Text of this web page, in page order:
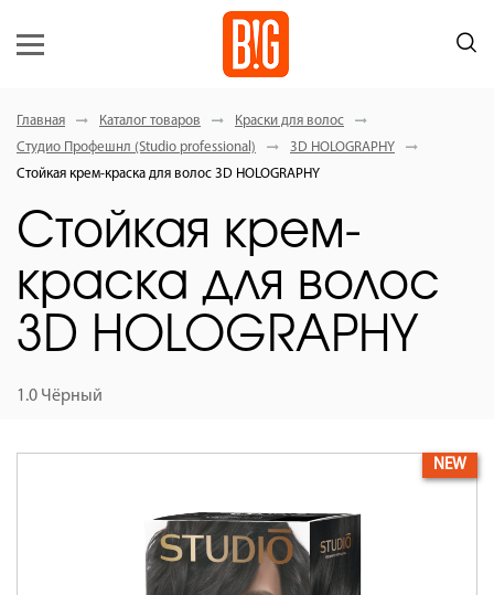
Главная Каталог товаров
Краски для волос
Студио Профешнл (Studio professional)
3D HOLOGRAPHY
Стойкая крем-краска для волос 3D HOLOGRAPHY
Стойкая крем-
краска для волос
3D HOLOGRAPHY
1.0 Чёрный
NEW